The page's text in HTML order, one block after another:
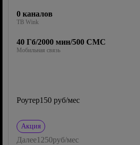
0 каналов
ТВ Wink
40 Гб/2000 мин/500 СМС
Мобильная связь
Роутер150 руб/мес
Акция
Далее1250руб/мес